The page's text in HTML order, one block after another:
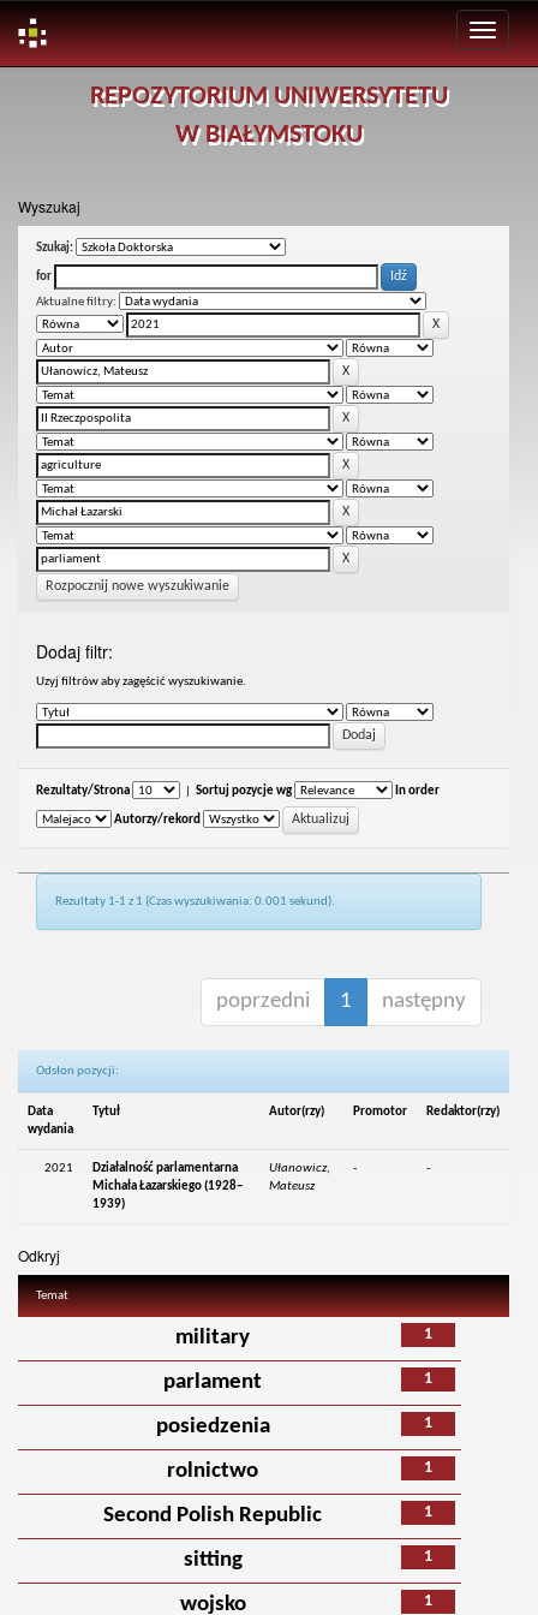
REPOZYTORIUM UNIWERSYTETU
W BIAŁYMSTOKU
Wyszukaj
Szukaj:
for
Aktualne filtry:
Rozpocznij nowe wyszukiwanie
Dodaj filtr:
Uzyj filtrów aby zagęścić wyszukiwanie.
Rezultaty/Strona Sortuj pozycje wg In order
Autorzy/rekord
Rezultaty 1-1 z 1 (Czas wyszukiwania: 0.001 sekund).
poprzedni 1 następny
Odsłon pozycji:
Data
wydania
Tytuł Autor(rzy) Promotor Redaktor(rzy)
2021
Działalność parlamentarna
Michała Łazarskiego (1928–
1939)
Ułanowicz,
Mateusz
- -
Odkryj
Temat
1
military
1
parlament
1
posiedzenia
1
rolnictwo
1
Second Polish Republic
1
sitting
1
wojsko